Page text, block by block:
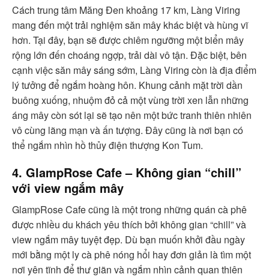
Cách trung tâm Măng Đen khoảng 17 km, Làng Viring
mang đến một trải nghiệm săn mây khác biệt và hùng vĩ
hơn. Tại đây, bạn sẽ được chiêm ngưỡng một biển mây
rộng lớn đến choáng ngợp, trải dài vô tận. Đặc biệt, bên
cạnh việc săn mây sáng sớm, Làng Viring còn là địa điểm
lý tưởng để ngắm hoàng hôn. Khung cảnh mặt trời dần
buông xuống, nhuộm đỏ cả một vùng trời xen lẫn những
áng mây còn sót lại sẽ tạo nên một bức tranh thiên nhiên
vô cùng lãng mạn và ấn tượng. Đây cũng là nơi bạn có
thể ngắm nhìn hồ thủy điện thượng Kon Tum.
4. GlampRose Cafe – Không gian “chill”
với view ngắm mây
GlampRose Cafe cũng là một trong những quán cà phê
được nhiều du khách yêu thích bởi không gian “chill” và
view ngắm mây tuyệt đẹp. Dù bạn muốn khởi đầu ngày
mới bằng một ly cà phê nóng hổi hay đơn giản là tìm một
nơi yên tĩnh để thư giãn và ngắm nhìn cảnh quan thiên